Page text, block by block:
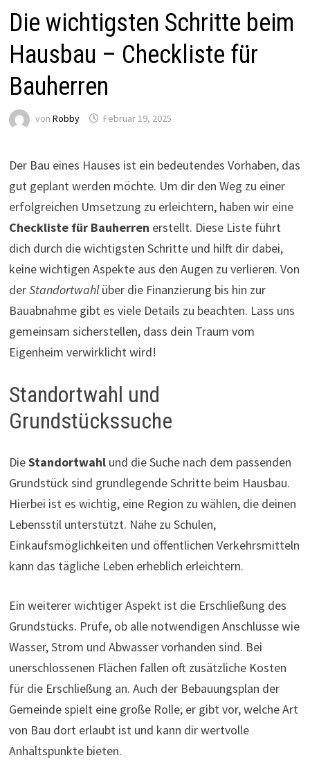
Die wichtigsten Schritte beim
Hausbau – Checkliste für
Bauherren
von Robby Februar 19, 2025
Der Bau eines Hauses ist ein bedeutendes Vorhaben, das
gut geplant werden möchte. Um dir den Weg zu einer
erfolgreichen Umsetzung zu erleichtern, haben wir eine
Checkliste für Bauherren erstellt. Diese Liste führt
dich durch die wichtigsten Schritte und hilft dir dabei,
keine wichtigen Aspekte aus den Augen zu verlieren. Von
derStandortwahlüber die Finanzierung bis hin zur
Bauabnahme gibt es viele Details zu beachten. Lass uns
gemeinsam sicherstellen, dass dein Traum vom
Eigenheim verwirklicht wird!
Standortwahl und
Grundstückssuche
DieStandortwahlund die Suche nach dem passenden
Grundstück sind grundlegende Schritte beim Hausbau.
Hierbei ist es wichtig, eine Region zu wählen, die deinen
Lebensstil unterstützt. Nähe zu Schulen,
Einkaufsmöglichkeiten und öffentlichen Verkehrsmitteln
kann das tägliche Leben erheblich erleichtern.
Ein weiterer wichtiger Aspekt ist die Erschließung des
Grundstücks. Prüfe, ob alle notwendigen Anschlüsse wie
Wasser, Strom und Abwasser vorhanden sind. Bei
unerschlossenen Flächen fallen oft zusätzliche Kosten
für die Erschließung an. Auch der Bebauungsplan der
Gemeinde spielt eine große Rolle; er gibt vor, welche Art
von Bau dort erlaubt ist und kann dir wertvolle
Anhaltspunkte bieten.